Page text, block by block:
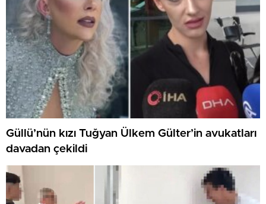
Güllü’nün kızı Tuğyan Ülkem Gülter’in avukatları
davadan çekildi